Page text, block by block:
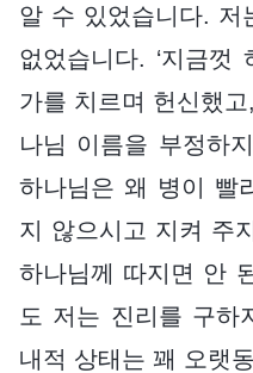
알 수 있었습니다. 저
없었습니다. ‘지금껏
가를 치르며 헌신했
나님 이름을 부정하
하나님은 왜 병이 빨
지 않으시고 지켜 주
하나님께 따지면 안
도 저는 진리를 구하
내적 상태는 꽤 오랫